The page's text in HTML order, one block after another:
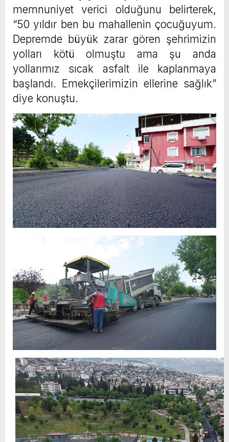
memnuniyet verici olduğunu belirterek,
“50 yıldır ben bu mahallenin çocuğuyum.
Depremde büyük zarar gören şehrimizin
yolları kötü olmuştu ama şu anda
yollarımız sıcak asfalt ile kaplanmaya
başlandı. Emekçilerimizin ellerine sağlık”
diye konuştu.